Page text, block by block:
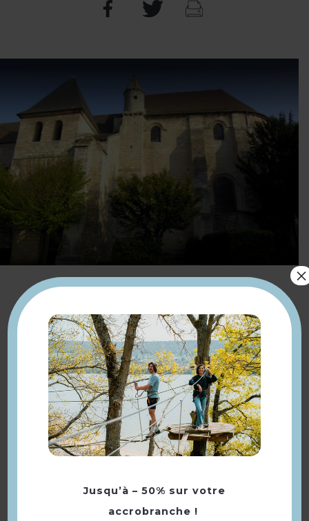
2, Rue de l'Église
78820 Juziers
01 34 74 01 09
www.secteur-rd-meulan.fr
Google My Business
Jusqu’à – 50% sur votre
accrobranche !
×